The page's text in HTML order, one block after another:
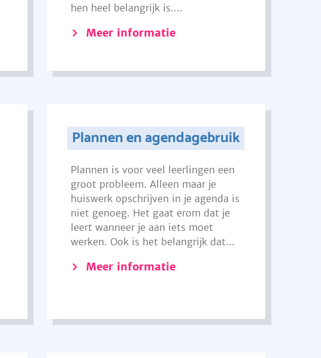
hen heel belangrijk is....
Meer informatie
Plannen en agendagebruik
Plannen is voor veel leerlingen een
groot probleem. Alleen maar je
huiswerk opschrijven in je agenda is
niet genoeg. Het gaat erom dat je
leert wanneer je aan iets moet
werken. Ook is het belangrijk dat...
Meer informatie